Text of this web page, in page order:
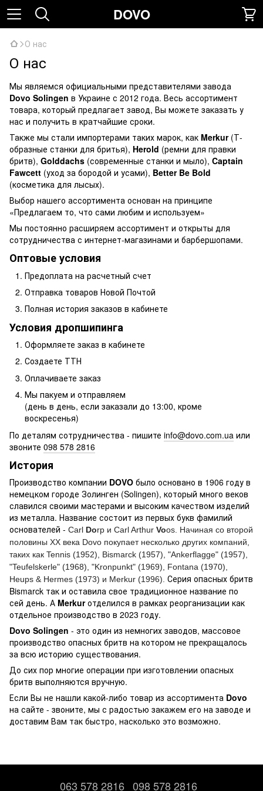
DOVO
О нас
О нас
Мы являемся официальными представителями завода
Dovo Solingen в Украине с 2012 года. Весь ассортимент
товара, который предлагает завод, Вы можете заказать у
нас и получить в кратчайшие сроки.
Также мы стали импортерами таких марок, как Merkur(Т-
образные станки для бритья), Herold (ремни для правки
бритв), Golddachs (современные станки и мыло), Captain
Fawcett (уход за бородой и усами), Better Be Bold
(косметика для лысых).
Выбор нашего ассортимента основан на принципе
«Предлагаем то, что сами любим и используем»
Мы постоянно расширяем ассортимент и открыты для
сотрудничества с интернет-магазинами и барбершопами.
Оптовые условия
Предоплата на расчетный счет
Отправка товаров Новой Почтой
Полная история заказов в кабинете
Условия дропшипинга
Оформляете заказ в кабинете
Создаете ТТН
Оплачиваете заказ
Мы пакуем и отправляем
(день в день, если заказали до 13:00, кроме
воскресенья)
По деталям сотрудничества - пишите info@dovo.com.ua или
звоните 098 578 2816
История
Производство компании DOVO было основано в 1906 году в
немецком городе Золинген (Solingen), который много веков
славился своими мастерами и высоким качеством изделий
из металла. Название состоит из первых букв фамилий
основателей - Carl Dorp и Carl Arthur Voos. Начиная со второй
половины ХХ века Dovo покупает несколько других компаний,
таких как Tennis (1952), Bismarck (1957), "Ankerflagge" (1957),
"Teufelskerle" (1968), "Kronpunkt" (1969), Fontana (1970),
Heups & Hermes (1973) и Merkur (1996). Серия опасных бритв
Bismarck так и оставила свое традиционное название по
сей день. А Merkurотделился в рамках реорганизации как
отдельное производство в 2023 году.
Dovo Solingen - это один из немногих заводов, массовое
производство опасных бритв на котором не прекращалось
за всю историю существования.
До сих пор многие операции при изготовлении опасных
бритв выполняются вручную.
Если Вы не нашли какой-либо товар из ассортимента Dovo
на сайте - звоните, мы с радостью закажем его на заводе и
доставим Вам так быстро, насколько это возможно.
063 578 2816 098 578 2816